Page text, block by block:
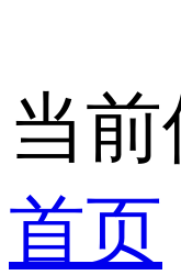
当前
首页